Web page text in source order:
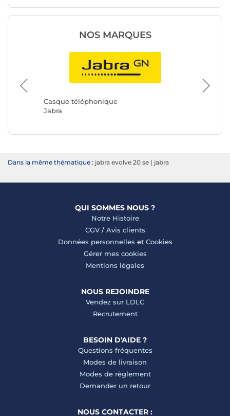
NOS MARQUES
Casque téléphonique
Jabra
HP
Dans la même thématique : jabra evolve 20 se | jabra
QUI SOMMES NOUS ?
Notre Histoire
CGV/ Avis clients
Données personnelles et Cookies
Gérer mes cookies
Mentions légales
NOUS REJOINDRE
Vendez sur LDLC
Recrutement
BESOIN D'AIDE ?
Questions fréquentes
Modes de livraison
Modes de règlement
Demander un retour
NOUS CONTACTER :